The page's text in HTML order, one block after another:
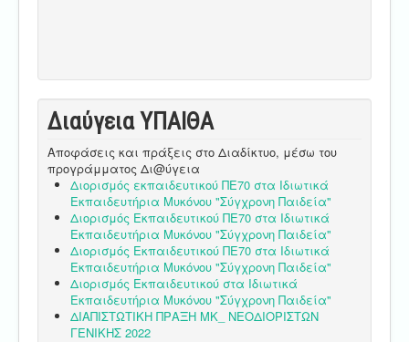
Διαύγεια ΥΠΑΙΘA
Αποφάσεις και πράξεις στο Διαδίκτυο, μέσω του
προγράμματος Δι@ύγεια
Διορισμός εκπαιδευτικού ΠΕ70 στα Ιδιωτικά
Εκπαιδευτήρια Μυκόνου "Σύγχρονη Παιδεία"
Διορισμός Εκπαιδευτικού ΠΕ70 στα Ιδιωτικά
Εκπαιδευτήρια Μυκόνου "Σύγχρονη Παιδεία"
Διορισμός Εκπαιδευτικού ΠΕ70 στα Ιδιωτικά
Εκπαιδευτήρια Μυκόνου "Σύγχρονη Παιδεία"
Διορισμός Εκπαιδευτικού στα Ιδιωτικά
Εκπαιδευτήρια Μυκόνου "Σύγχρονη Παιδεία"
ΔΙΑΠΙΣΤΩΤΙΚΗ ΠΡΑΞΗ ΜΚ_ ΝΕΟΔΙΟΡΙΣΤΩΝ
ΓΕΝΙΚΗΣ 2022